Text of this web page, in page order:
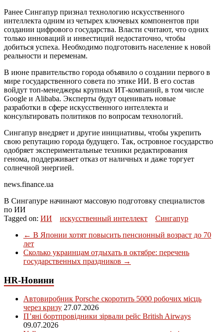
Ранее Сингапур признал технологию искусственного
интеллекта одним из четырех ключевых компонентов при
создании цифрового государства. Власти считают, что одних
только инноваций и инвестиций недостаточно, чтобы
добиться успеха. Необходимо подготовить население к новой
реальности и переменам.
В июне правительство города объявило о создании первого в
мире государственного совета по этике ИИ. В его состав
войдут топ-менеджеры крупных ИТ-компаний, в том числе
Google и Alibaba. Эксперты будут оценивать новые
разработки в сфере искусственного интеллекта и
консультировать политиков по вопросам технологий.
Сингапур внедряет и другие инициативы, чтобы укрепить
свою репутацию города будущего. Так, островное государство
одобряет экспериментальные техники редактирования
генома, поддерживает отказ от наличных и даже торгует
солнечной энергией.
news.finance.ua
В Сингапуре начинают массовую подготовку специалистов
по ИИ
Tagged on: ИИ искусственный интеллект
Сингапур
← В Японии хотят повысить пенсионный возраст до 70
лет
Сколько украинцам отдыхать в октябре: перечень
государственных праздников →
HR-Новини
Автовиробник Porsche скоротить 5000 робочих місць
через кризу 27.07.2026
П’яні бортпровідники зірвали рейс British Airways
09.07.2026